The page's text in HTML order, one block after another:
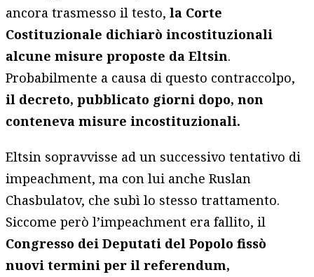
ancora trasmesso il testo,la Corte
Costituzionale dichiarò incostituzionali
alcune misure proposte da Eltsin.
Probabilmente a causa di questo contraccolpo,
il decreto, pubblicato giorni dopo, non
conteneva misure incostituzionali.
Eltsin sopravvisse ad un successivo tentativo di
impeachment, ma con lui anche Ruslan
Chasbulatov, che subì lo stesso trattamento.
Siccome però l’impeachment era fallito, il
Congresso dei Deputati del Popolo fissò
nuovi termini per il referendum,